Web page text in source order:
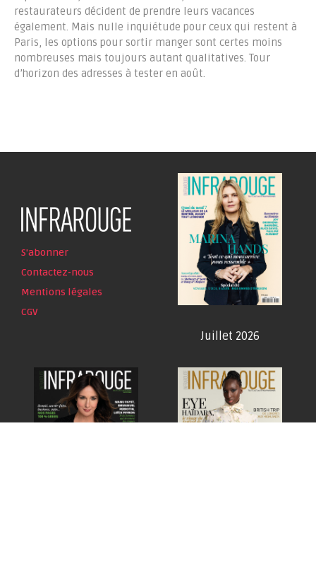
restaurateurs décident de prendre leurs vacances
également. Mais nulle inquiétude pour ceux qui restent à
Paris, les options pour sortir manger sont certes moins
nombreuses mais toujours autant qualitatives. Tour
d’horizon des adresses à tester en août.
S'abonner
Contactez-nous
Mentions légales
CGV
Juillet 2026